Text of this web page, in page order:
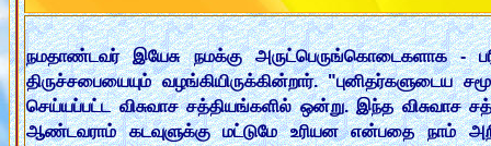
நமதாண்டவர் இயேசு நமக்கு அருட்பெருங்கொடைகளாக -
திருச்சபையையும் வழங்கியிருக்கின்றார்.
செய்யப்பட்ட விசுவாச சத்தியங்களில் ஒன்று. இந்த விசுவாச
ஆண்டவராம் கடவுளுக்கு மட்டுமே உரியன என்பதை நாம்